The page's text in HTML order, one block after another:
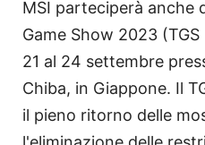
MSI parteciperà anche
Game Show 2023
21 al 24 settembre
Chiba, in Giappone. Il
il pieno ritorno delle